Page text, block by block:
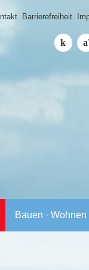
Barrierefreiheit
Bauen · Wohnen